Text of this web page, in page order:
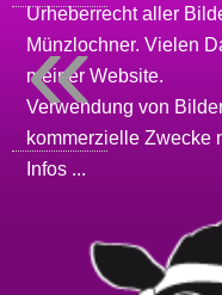
Urheberrecht aller
Münzlochner. Vielen
meinerWebsite.
Verwendung von
kommerzielle Zwecke
Infos ...
«